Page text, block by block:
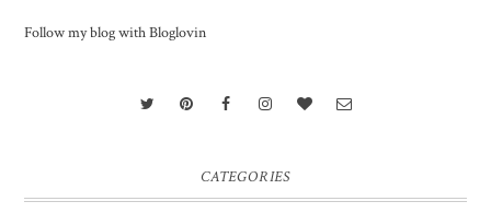
Follow my blog with Bloglovin
CATEGORIES